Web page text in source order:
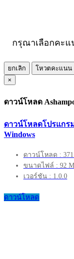
กรุณาเลือกคะแ
ยกเลิก
โหวตคะแนน
×
ดาวน์โหลด
ดาวน์โหลดโปรแกร
Windows
ดาวน์โหลด :
ขนาดไฟล์ : 92
เวอร์ชัน : 1.0.0
ดาวน์โหลด